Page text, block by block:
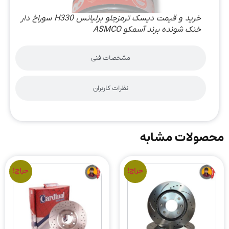
مشخصات فنی
نظرات کاربران
خرید و قیمت دیسک ترمزجلو برلیانس H330 سوراخ دار
خنک شونده برند آسمکو ASMCO
محصولات مشابه
حراج! حراج!